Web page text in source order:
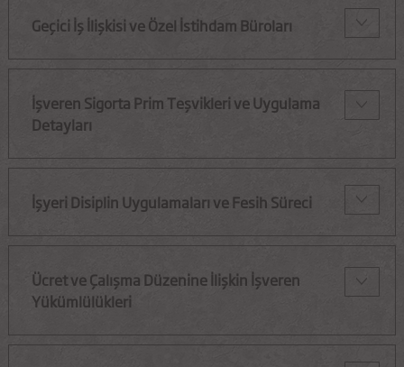
Geçici İş İlişkisi ve Özel İstihdam Büroları
İşveren Sigorta Prim Teşvikleri ve Uygulama
Detayları
İşyeri Disiplin Uygulamaları ve Fesih Süreci
Ücret ve Çalışma Düzenine İlişkin İşveren
Yükümlülükleri